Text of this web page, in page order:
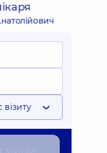
візиту